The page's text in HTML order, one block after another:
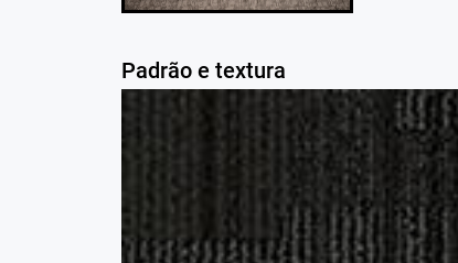
Padrão e textura